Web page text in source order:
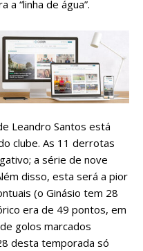
“linha de água”.
Leandro Santos está
clube. As 11 derrotas
a série de nove
disso, esta será a pior
(o Ginásio tem 28
era de 49 pontos, em
golos marcados
desta temporada só